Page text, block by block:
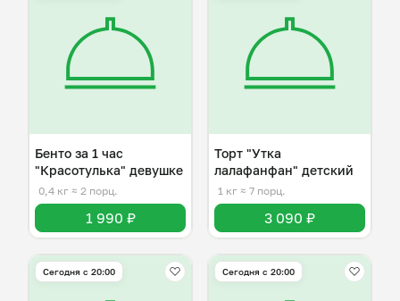
Бенто за 1 час
"Красотулька" девушке
0,4 кг ≈ 2 порц.
1 990 ₽
Торт "Утка
лалафанфан" детский
1 кг ≈ 7 порц.
3 090 ₽
Сегодня с 20:00 Сегодня с 20:00